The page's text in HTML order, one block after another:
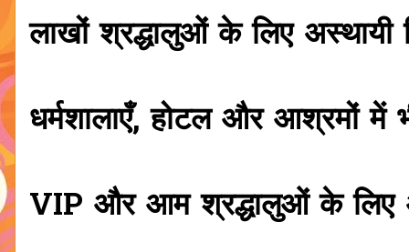
लाखों श्रद्धालुओं के लिए अस्थायी
धर्मशालाएँ, होटल और आश्रमों में
VIP और आम श्रद्धालुओं के लिए